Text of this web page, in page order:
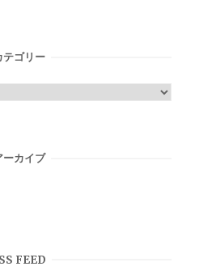
テゴリー
ーカイブ
FEED